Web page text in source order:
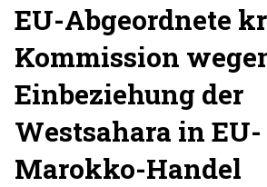
EU-Abgeordnete
Kommission
Einbeziehung der
Westsahara in EU-
Marokko-Handel